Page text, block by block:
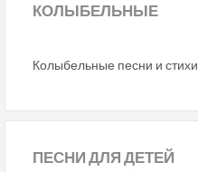
КОЛЫБЕЛЬНЫЕ
Колыбельные песни и стихи
ПЕСНИДЛЯ ДЕТЕЙ